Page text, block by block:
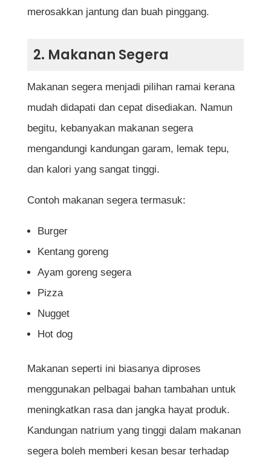
merosakkan jantung dan buah pinggang.
2. Makanan Segera
Makanan segera menjadi pilihan ramai kerana
mudah didapati dan cepat disediakan. Namun
begitu, kebanyakan makanan segera
mengandungi kandungan garam, lemak tepu,
dan kalori yang sangat tinggi.
Contoh makanan segera termasuk:
Burger
Kentang goreng
Ayam goreng segera
Pizza
Nugget
Hot dog
Makanan seperti ini biasanya diproses
menggunakan pelbagai bahan tambahan untuk
meningkatkan rasa dan jangka hayat produk.
Kandungan natrium yang tinggi dalam makanan
segera boleh memberi kesan besar terhadap